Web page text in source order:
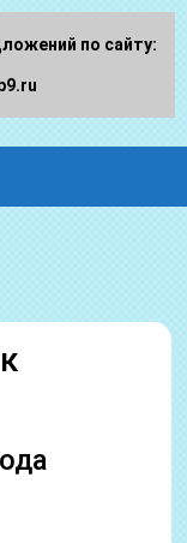
по сайту: